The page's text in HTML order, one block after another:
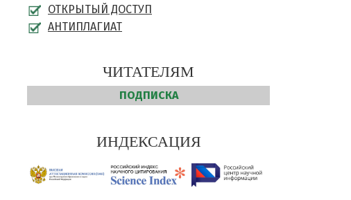
ОТКРЫТЫЙ ДОСТУП
АНТИПЛАГИАТ
ЧИТАТЕЛЯМ
ПОДПИСКА
ИНДЕКСАЦИЯ